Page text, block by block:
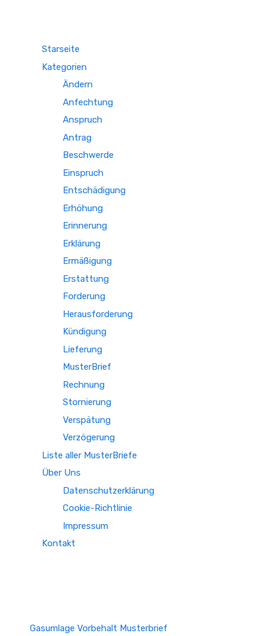
Starseite
Kategorien
Ändern
Anfechtung
Anspruch
Antrag
Beschwerde
Einspruch
Entschädigung
Erhöhung
Erinnerung
Erklärung
Ermäßigung
Erstattung
Forderung
Herausforderung
Kündigung
Lieferung
MusterBrief
Rechnung
Stornierung
Verspätung
Verzögerung
Liste aller MusterBriefe
Über Uns
Datenschutzerklärung
Cookie-Richtlinie
Impressum
Kontakt
Gasumlage Vorbehalt Musterbrief